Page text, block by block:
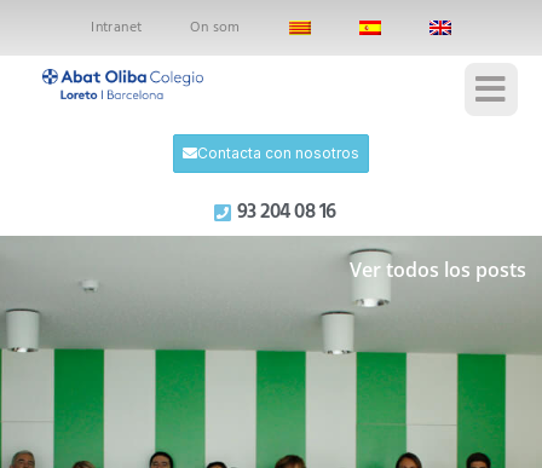
Intranet On som
Contacta con nosotros
93 204 08 16
Ver todos los posts